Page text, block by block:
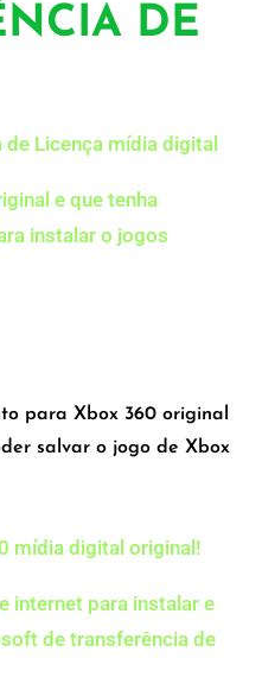
DE
Licença mídia digital
e que tenha
instalar o jogos
para Xbox 360 original
salvar o jogo de Xbox
mídia digital original!
internet para instalar e
de transferência de